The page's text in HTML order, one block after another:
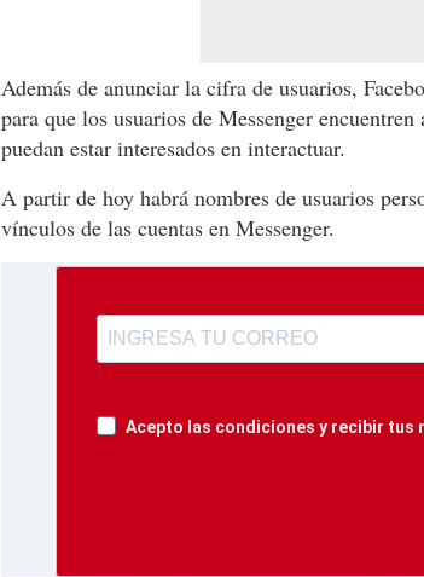
Además de anunciar la cifra de usuarios,
para que los usuarios de Messenger
puedan estar interesados en interactuar.
A partir de hoy habrá nombres de usuarios
vínculos de las cuentas en Messenger.
Acepto las condiciones y recibir tus